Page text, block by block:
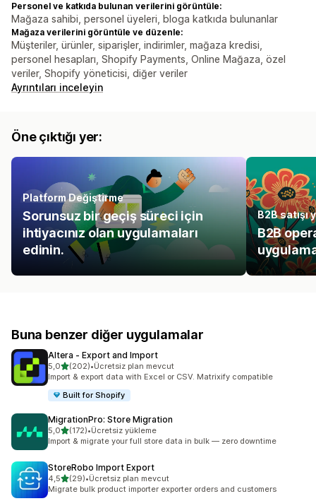
Personel ve katkıda bulunan verilerini görüntüle:
Mağaza sahibi, personel üyeleri, bloga katkıda bulunanlar
Mağaza verilerini görüntüle ve düzenle:
Müşteriler, ürünler, siparişler, indirimler, mağaza kredisi,
personel hesapları, Shopify Payments, Online Mağaza, özel
veriler, Shopify yöneticisi, diğer veriler
Ayrıntıları inceleyin
Öne çıktığı yer:
Platform Değiştirme
Sorunsuz bir geçiş süreci için
ihtiyacınız olan uygulamaları
edinin.
B2B satışı
B2B
Buna benzer diğer uygulamalar
Altera ‑ Export and Import
5,05 yıldız üzerinden
(202)
toplam 202 değerlendirme
•Ücretsiz plan mevcut
Import & export data with Excel or CSV. Matrixify compatible
Built for Shopify
MigrationPro: Store Migration
5,05 yıldız üzerinden
(172)
toplam 172 değerlendirme
•Ücretsiz yükleme
Import & migrate your full store data in bulk — zero downtime
StoreRobo Import Export
4,55 yıldız üzerinden
(29)
toplam 29 değerlendirme
•Ücretsiz plan mevcut
Migrate bulk product importer exporter orders and customers